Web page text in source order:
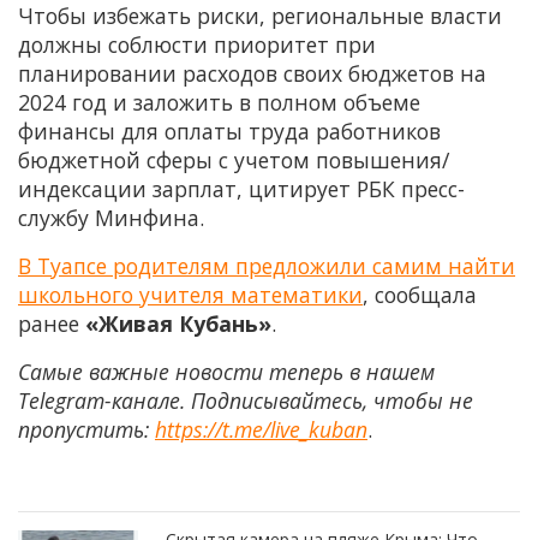
Чтобы избежать риски, региональные власти
должны соблюсти приоритет при
планировании расходов своих бюджетов на
2024 год и заложить в полном объеме
финансы для оплаты труда работников
бюджетной сферы с учетом повышения/
индексации зарплат, цитирует РБК пресс-
службу Минфина.
В Туапсе родителям предложили самим найти
школьного учителя математики, сообщала
ранее «Живая Кубань».
Самые важные новости теперь в нашем
Telegram-канале. Подписывайтесь, чтобы не
пропустить: https://t.me/live_kuban.